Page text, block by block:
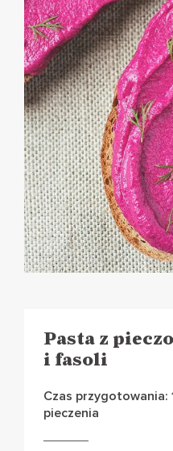
Pasta z
i fasoli
Czas
pieczenia